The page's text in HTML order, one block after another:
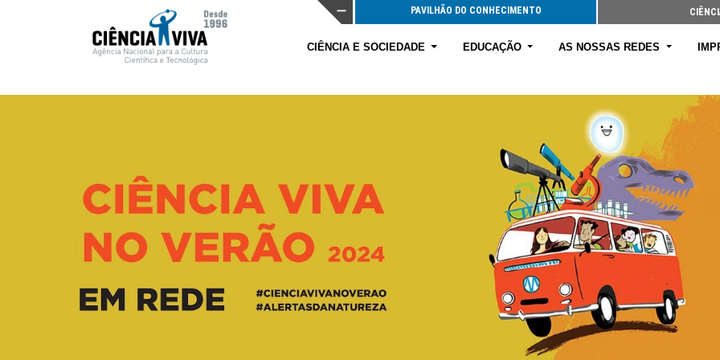
PAVILHÃO DO CONHECIMENTO
CIÊNCIA E SOCIEDADE EDUCAÇÃO AS NOSSAS REDES